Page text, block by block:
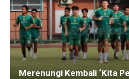
Merenungi Kembali ‘Kita